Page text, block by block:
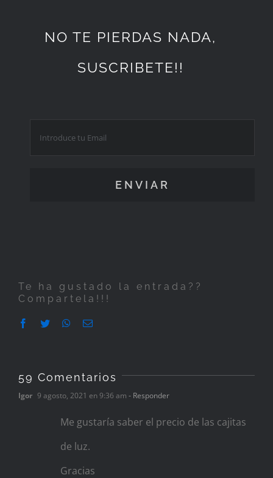
NO TE PIERDAS NADA,
SUSCRIBETE!!
Te ha gustado la entrada??
Compartela!!!
Facebook
Twitter WhatsApp
Correo
59 Comentarios
Igor 9 agosto, 2021 en 9:36 am - Responder
Me gustaría saber el precio de las cajitas
de luz.
Gracias